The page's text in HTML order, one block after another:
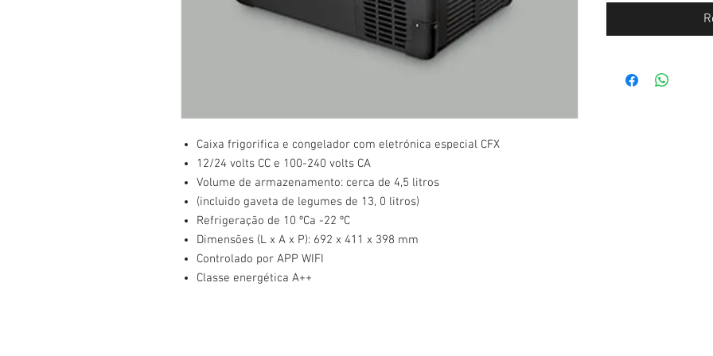
Caixa frigorifica e congelador com eletrónica especial CFX
12/24 volts CC e 100-240 volts CA
Volume de armazenamento: cerca de 4,5 litros
(incluido gaveta de legumes de 13, 0 litros)
Refrigeração de 10 ºCa -22 ºC
Dimensões (L x A x P): 692 x 411 x 398 mm
Controlado por APP WIFI
Classe energética A++